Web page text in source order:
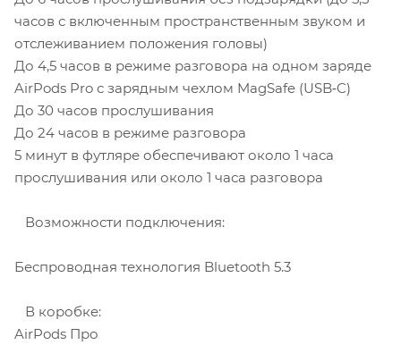
часов с включенным пространственным звуком и
отслеживанием положения головы)
До 4,5 часов в режиме разговора на одном заряде
AirPods Pro с зарядным чехлом MagSafe (USB‑C)
До 30 часов прослушивания
До 24 часов в режиме разговора
5 минут в футляре обеспечивают около 1 часа
прослушивания или около 1 часа разговора
Возможности подключения:
Беспроводная технология Bluetooth 5.3
В коробке:
AirPods Про